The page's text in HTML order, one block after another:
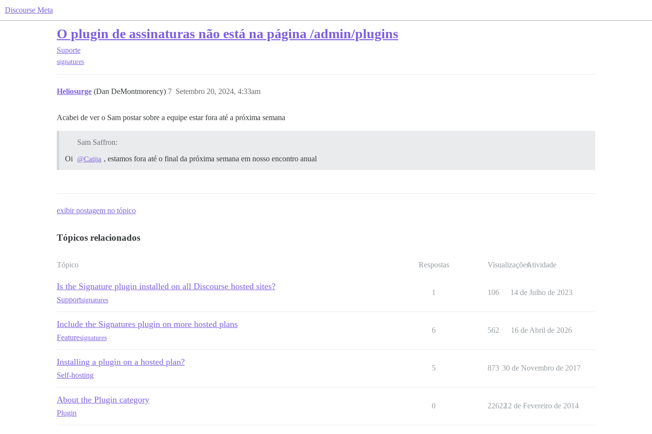
Discourse Meta
O plugin de assinaturas não está na página /admin/plugins
Suporte
signatures
Heliosurge (Dan DeMontmorency) Setembro 20, 2024, 4:33am
7
Acabei de ver o Sam postar sobre a equipe estar fora até a próxima semana
Sam Saffron:
Oi
@Catija , estamos fora até o final da próxima semana em nosso encontro anual
exibir postagem no tópico
Tópicos relacionados
Tópico Respostas VisualizaçõesAtividade
Is the Signature plugin installed on all Discourse hosted sites?
Supportsignatures
1 106 14 de Julho de 2023
Include the Signatures plugin on more hosted plans
Featuresignatures
6 562 16 de Abril de 2026
Installing a plugin on a hosted plan?
Self-hosting
5 873 30 de Novembro de 2017
About the Plugin category
Plugin
0 2262212 de Fevereiro de 2014